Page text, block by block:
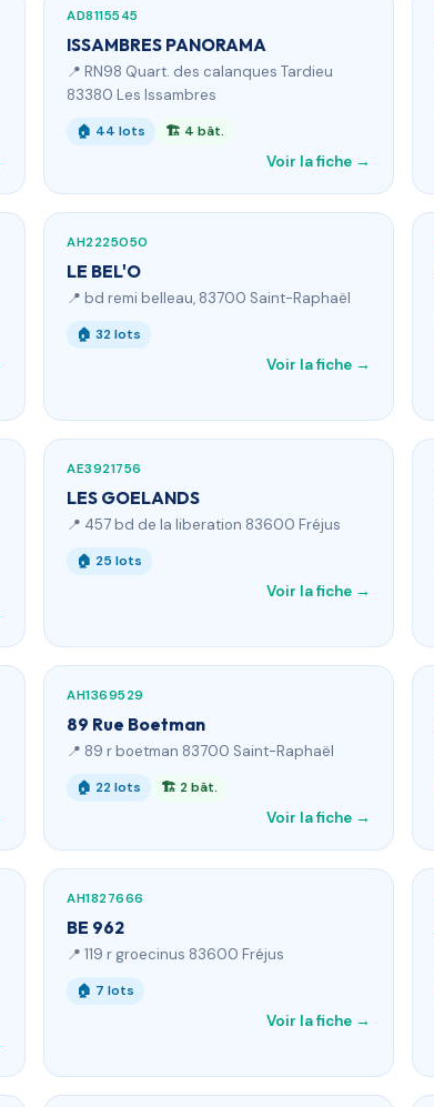
AD8115545
ISSAMBRES PANORAMA
📍 RN98 Quart. des calanques Tardieu
83380 Les Issambres
🏠 44 lots 🏗 4 bât.
Voir la fiche →
AH2225050
LE BEL'O
📍 bd remi belleau, 83700 Saint-Raphaël
🏠 32 lots
Voir la fiche →
AE3921756
LES GOELANDS
📍 457 bd de la liberation 83600 Fréjus
🏠 25 lots
Voir la fiche →
AH1369529
89 Rue Boetman
📍 89 r boetman 83700 Saint-Raphaël
🏠 22 lots 🏗 2 bât.
Voir la fiche →
AH1827666
BE 962
📍 119 r groecinus 83600 Fréjus
🏠 7 lots
Voir la fiche →